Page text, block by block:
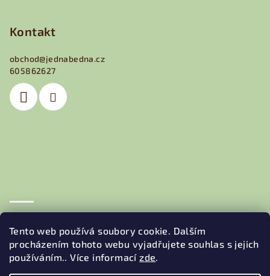
Tento web používá soubory cookie. Dalším
procházením tohoto webu vyjadřujete souhlas s jejich
používáním.. Více informacízde.
Kontakt
obchod@jednabedna.cz
605862627
Obchodní podmínky
Podmínky ochrany osobních údajů